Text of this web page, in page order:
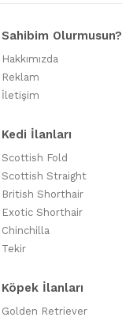
Sahibim Olurmusun?
Hakkımızda
Reklam
İletişim
Kedi İlanları
Scottish Fold
Scottish Straight
British Shorthair
Exotic Shorthair
Chinchilla
Tekir
Köpek İlanları
Golden Retriever